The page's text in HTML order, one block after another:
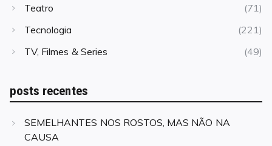
Teatro
(71)
Tecnologia
(221)
TV, Filmes & Series
(49)
posts recentes
SEMELHANTES NOS ROSTOS, MAS NÃO NA
CAUSA